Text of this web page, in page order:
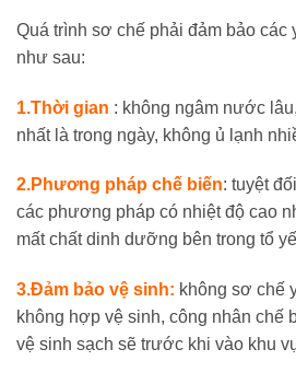
Quá trình sơ chế phải đảm bảo các
như sau:
1.Thời gian : không ngâm nước
nhất là trong ngày, không ủ lạnh
2.Phương pháp chế biến: tuyệt
các phương pháp có nhiệt độ cao
mất chất dinh dưỡng bên trong tổ
3.Đảm bảo vệ sinh: không sơ chế
không hợp vệ sinh, công nhân chế
vệ sinh sạch sẽ trước khi vào khu